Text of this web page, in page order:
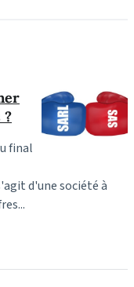
?
final
d'une société à